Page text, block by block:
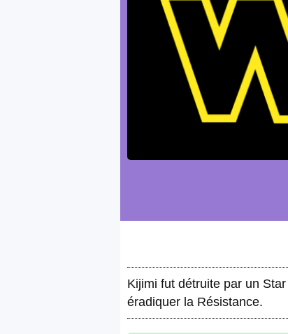
Kijimi fut détruite par un
éradiquer la Résistance.